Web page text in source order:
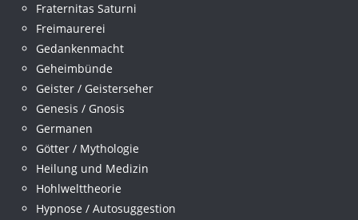
Fraternitas Saturni
Freimaurerei
Gedankenmacht
Geheimbünde
Geister / Geisterseher
Genesis / Gnosis
Germanen
Götter / Mythologie
Heilung und Medizin
Hohlwelttheorie
Hypnose / Autosuggestion